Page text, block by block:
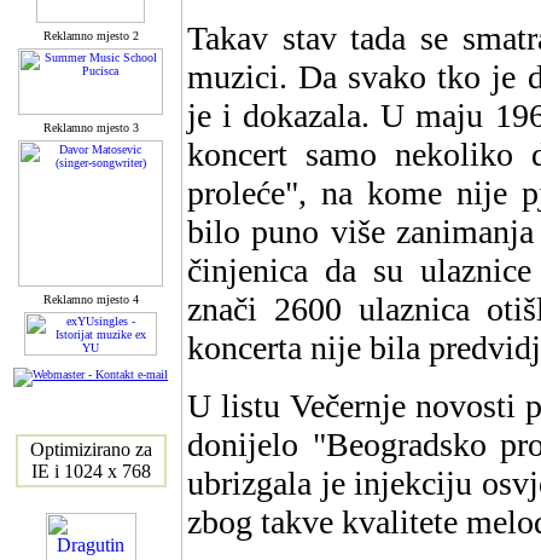
Reklamno mjesto 2
Reklamno mjesto 3
Reklamno mjesto 4
Optimizirano za
IE i 1024 x 768
Takav stav tada se
muzici. Da svako tko je
je i dokazala. U maju
koncert samo nekoliko
proleće", na kome nije
bilo puno više
činjenica da su
znači 2600 ulaznica
koncerta nije bila
U listu Večernje novosti
donijelo "Beogradsko
ubrizgala je injekciju
zbog takve kvalitete